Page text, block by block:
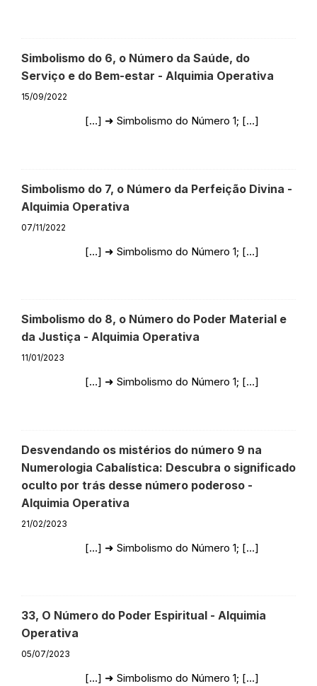
Simbolismo do 6, o Número da Saúde, do
Serviço e do Bem-estar - Alquimia Operativa
15/09/2022
[…] ➜ Simbolismo do Número 1; […]
Simbolismo do 7, o Número da Perfeição Divina -
Alquimia Operativa
07/11/2022
[…] ➜ Simbolismo do Número 1; […]
Simbolismo do 8, o Número do Poder Material e
da Justiça - Alquimia Operativa
11/01/2023
[…] ➜ Simbolismo do Número 1; […]
Desvendando os mistérios do número 9 na
Numerologia Cabalística: Descubra o significado
oculto por trás desse número poderoso -
Alquimia Operativa
21/02/2023
[…] ➜ Simbolismo do Número 1; […]
33, O Número do Poder Espiritual - Alquimia
Operativa
05/07/2023
[…] ➜ Simbolismo do Número 1; […]